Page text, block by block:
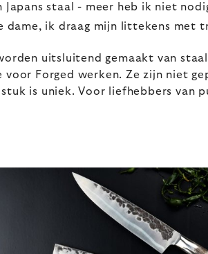
Japans staal - meer heb ik niet
dame, ik draag mijn littekens met
uitsluitend gemaakt van
voor Forged werken. Ze zijn niet
is uniek. Voor liefhebbers van